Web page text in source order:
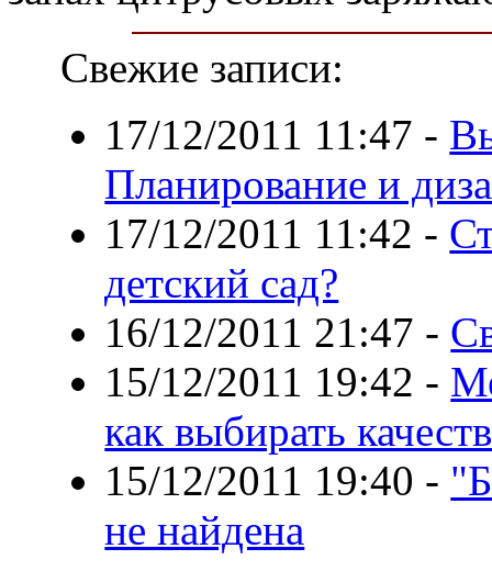
Свежие записи:
17/12/2011 11:47 -
Планирование и
17/12/2011 11:42 -
детский сад?
16/12/2011 21:47 -
15/12/2011 19:42 -
как выбирать
15/12/2011 19:40 -
не найдена